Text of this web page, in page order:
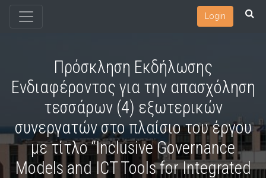
Login
Πρόσκληση Εκδήλωσης
Ενδιαφέροντος για την απασχόληση
τεσσάρων (4) εξωτερικών
συνεργατών στο πλαίσιο του έργου
με τίτλο “Inclusive Governance
Models and ICT Tools for Integrated